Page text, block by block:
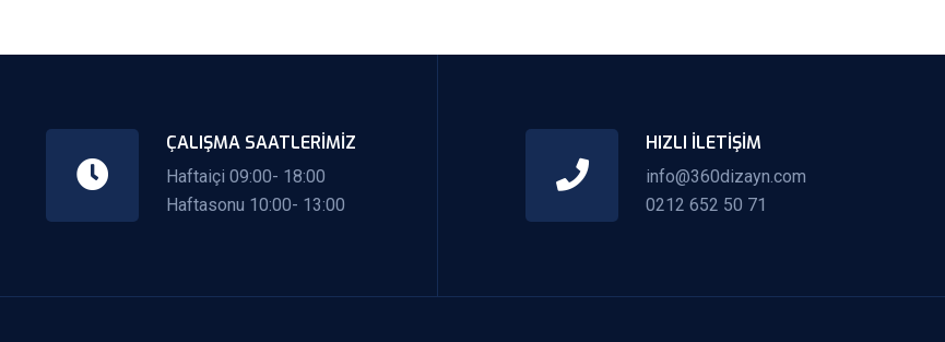
ÇALIŞMA SAATLERIMIZ
Haftaiçi 09:00- 18:00
Haftasonu 10:00- 13:00
HIZLI İLETIŞIM
info@360dizayn.com
0212 652 50 71